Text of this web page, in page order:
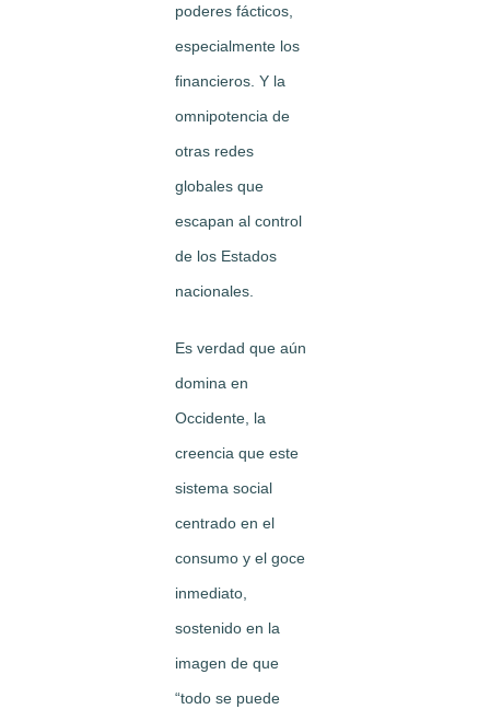
poderes fácticos,
especialmente los
financieros. Y la
omnipotencia de
otras redes
globales que
escapan al control
de los Estados
nacionales.
Es verdad que aún
domina en
Occidente, la
creencia que este
sistema social
centrado en el
consumo y el goce
inmediato,
sostenido en la
imagen de que
“todo se puede